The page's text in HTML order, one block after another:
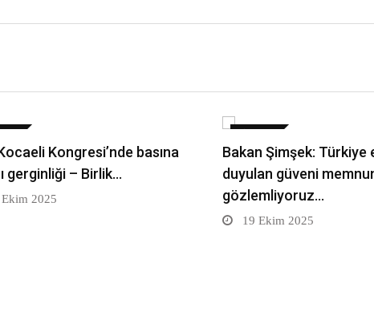
Kongresi’nde basına
gerginliği – Birlik…
Ekim 2025
Bakan Şimşek: Türkiye
duyulan güveni
gözlemliyoruz…
19 Ekim 2025